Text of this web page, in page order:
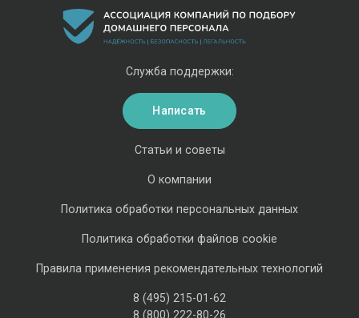
Статьи и советы
О компании
Политика обработки персональных данных
Политика обработки файлов cookie
Правила применения рекомендательных технологий
8 (495) 215-01-62
8 (800) 222-80-26
Служба поддержки:
Написать